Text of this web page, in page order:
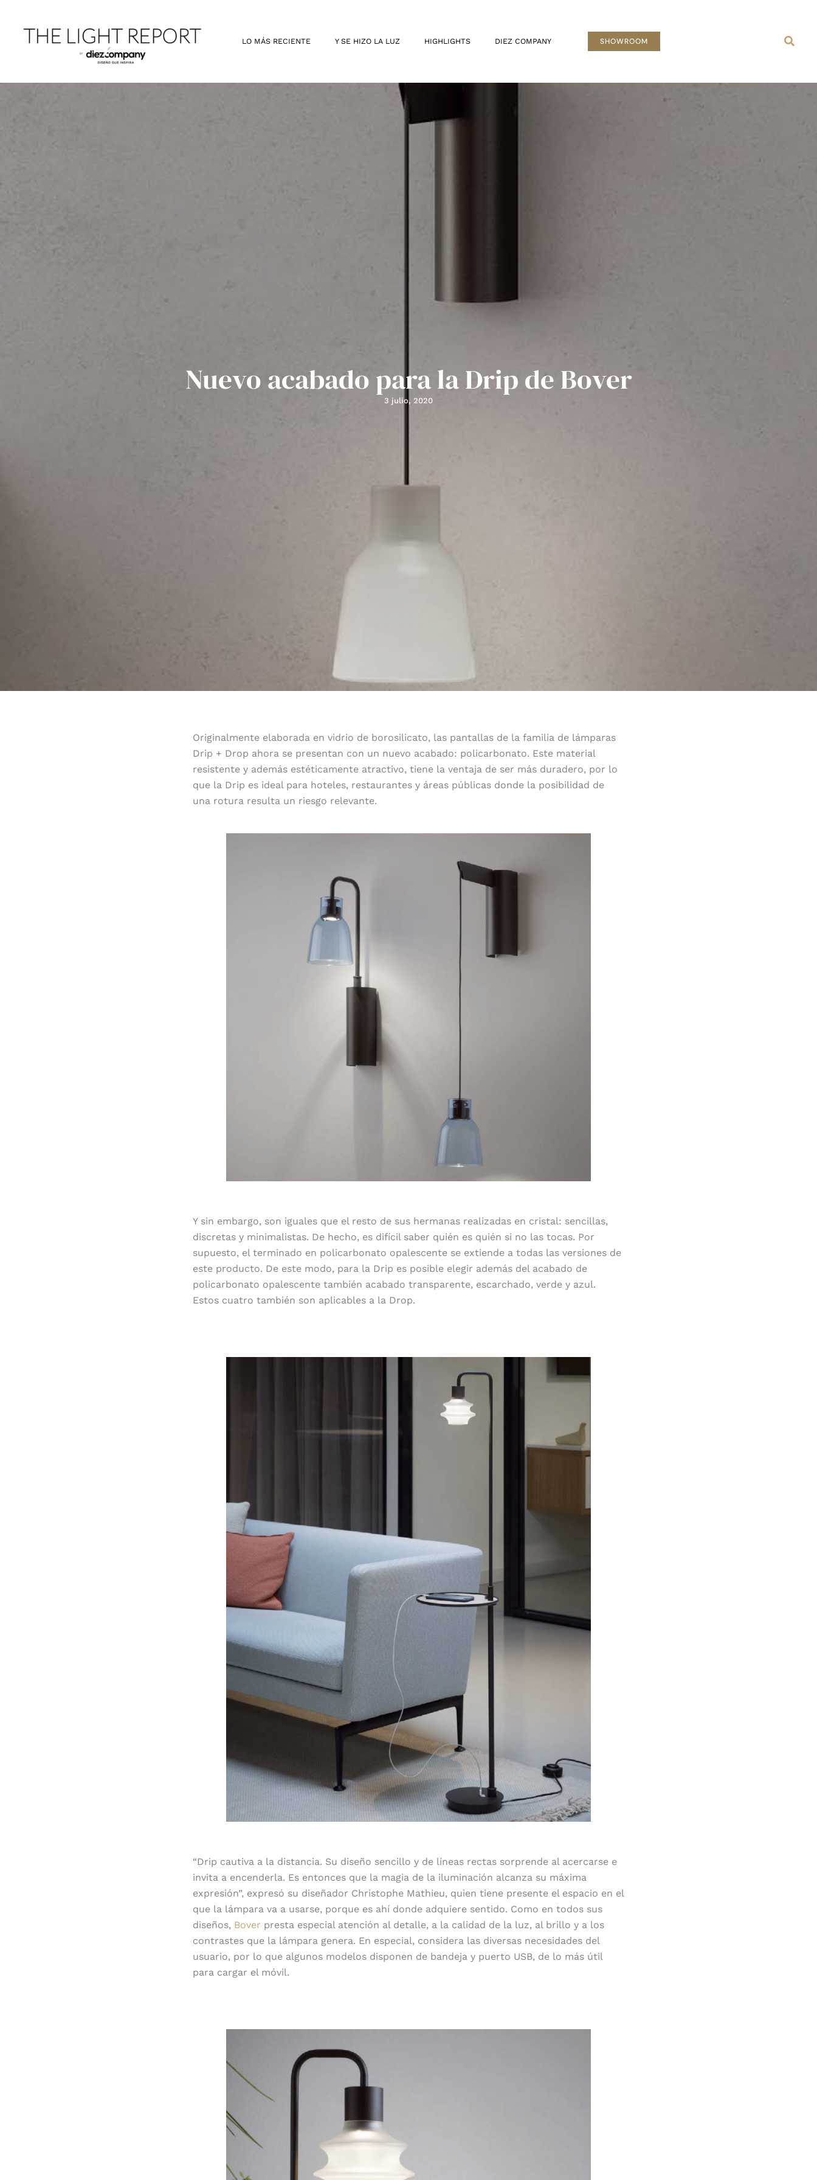
contenido
LO MÁS RECIENTE Y SE HIZO LA LUZ HIGHLIGHTS DIEZ COMPANY SHOWROOM
Nuevo acabado para la Drip de Bover
3 julio, 2020
Originalmente elaborada en vidrio de borosilicato, las pantallas de la familia de lámparas
Drip + Drop ahora se presentan con un nuevo acabado: policarbonato. Este material
resistente y además estéticamente atractivo, tiene la ventaja de ser más duradero, por lo
que la Drip es ideal para hoteles, restaurantes y áreas públicas donde la posibilidad de
una rotura resulta un riesgo relevante.
Y sin embargo, son iguales que el resto de sus hermanas realizadas en cristal: sencillas,
discretas y minimalistas. De hecho, es difícil saber quién es quién si no las tocas. Por
supuesto, el terminado en policarbonato opalescente se extiende a todas las versiones de
este producto. De este modo, para la Drip es posible elegir además del acabado de
policarbonato opalescente también acabado transparente, escarchado, verde y azul.
Estos cuatro también son aplicables a la Drop.
“Drip cautiva a la distancia. Su diseño sencillo y de líneas rectas sorprende al acercarse e
invita a encenderla. Es entonces que la magia de la iluminación alcanza su máxima
expresión”, expresó su diseñador Christophe Mathieu, quien tiene presente el espacio en el
que la lámpara va a usarse, porque es ahí donde adquiere sentido. Como en todos sus
diseños, Bover presta especial atención al detalle, a la calidad de la luz, al brillo y a los
contrastes que la lámpara genera. En especial, considera las diversas necesidades del
usuario, por lo que algunos modelos disponen de bandeja y puerto USB, de lo más útil
para cargar el móvil.